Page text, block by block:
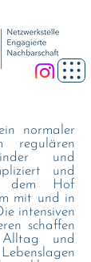
normaler
regulären
und
und
dem Hof
mit und in
intensiven
schaffen
und